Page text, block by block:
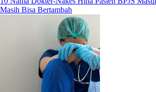
Masih Bisa Bertambah